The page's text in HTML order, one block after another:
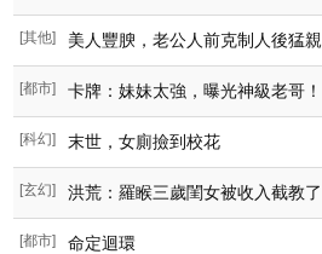
[其他] 美人豐腴，老公人前克制人後猛親
[都市] 卡牌：妹妹太強，曝光神級老哥！
[科幻] 末世，女廁撿到校花
[玄幻] 洪荒：羅睺三歲閨女被收入截教了
[都市] 命定迴環